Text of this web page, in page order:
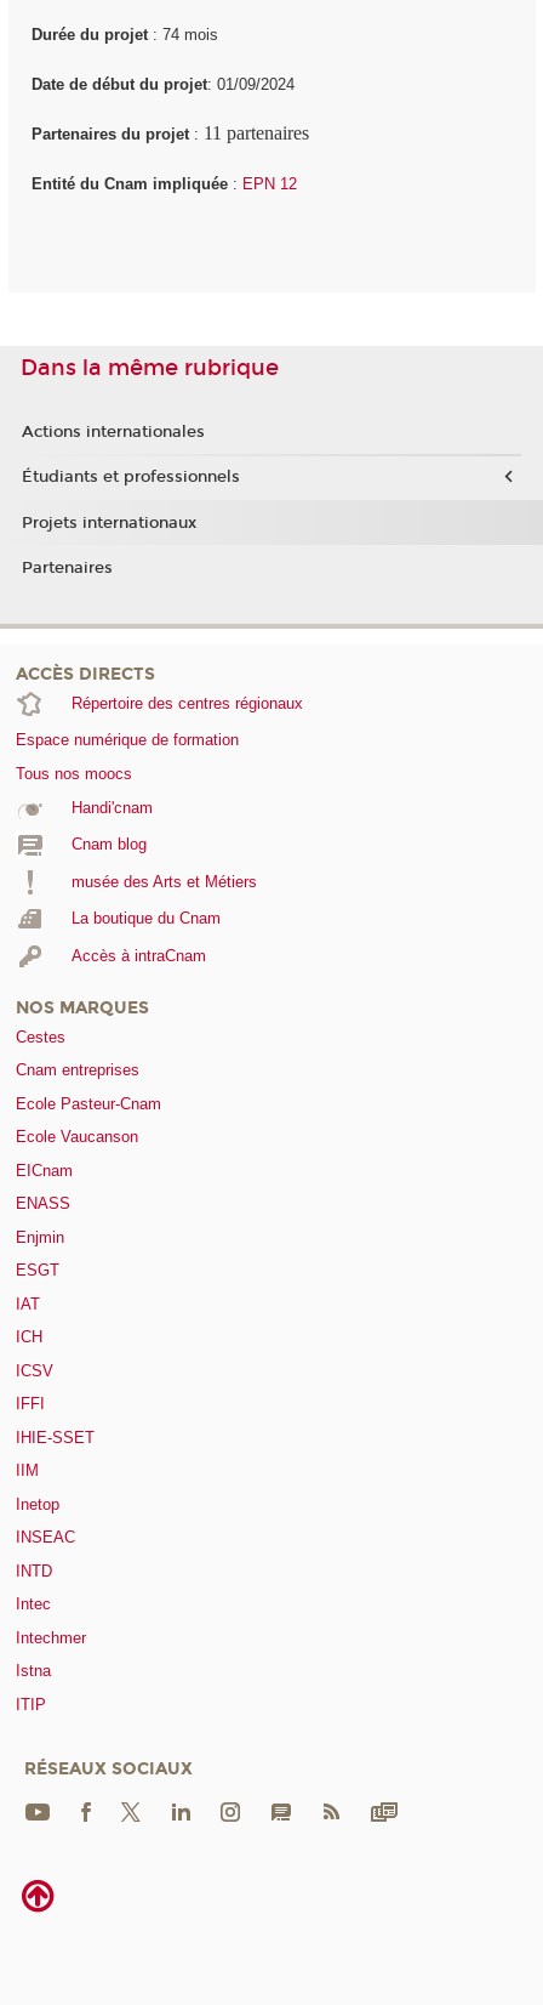
Durée du projet : 74 mois
Date de début du projet: 01/09/2024
Partenaires du projet : 11 partenaires
Entité du Cnam impliquée: EPN 12
Dans la même rubrique
Actions internationales
Étudiants et professionnels
Projets internationaux
Partenaires
ACCÈS DIRECTS
Répertoire des centres régionaux
Espace numérique de formation
Tous nos moocs
Handi'cnam
Cnam blog
musée des Arts et Métiers
La boutique du Cnam
Accès à intraCnam
NOS MARQUES
Cestes
Cnam entreprises
Ecole Pasteur-Cnam
Ecole Vaucanson
EICnam
ENASS
Enjmin
ESGT
IAT
ICH
ICSV
IFFI
IHIE-SSET
IIM
Inetop
INSEAC
INTD
Intec
Intechmer
Istna
ITIP
RÉSEAUX SOCIAUX